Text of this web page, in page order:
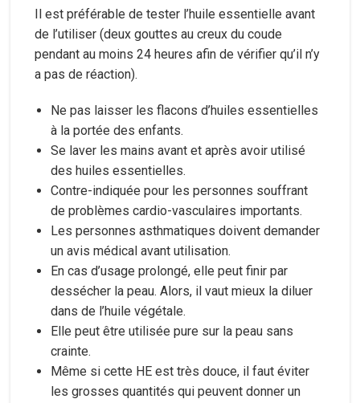
Il est préférable de tester l’huile essentielle avant
de l’utiliser (deux gouttes au creux du coude
pendant au moins 24 heures afin de vérifier qu’il n’y
a pas de réaction).
Ne pas laisser les flacons d’huiles essentielles
à la portée des enfants.
Se laver les mains avant et après avoir utilisé
des huiles essentielles.
Contre-indiquée pour les personnes souffrant
de problèmes cardio-vasculaires importants.
Les personnes asthmatiques doivent demander
un avis médical avant utilisation.
En cas d’usage prolongé, elle peut finir par
dessécher la peau. Alors, il vaut mieux la diluer
dans de l’huile végétale.
Elle peut être utilisée pure sur la peau sans
crainte.
Même si cette HE est très douce, il faut éviter
les grosses quantités qui peuvent donner un